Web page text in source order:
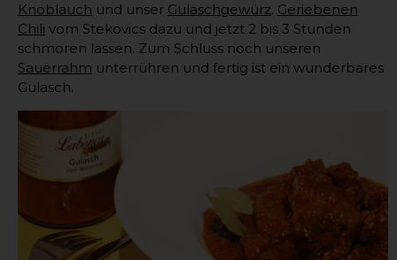
Knoblauch und unser Gulaschgewürz. Geriebenen
Chili vom Stekovics dazu und jetzt 2 bis 3 Stunden
schmoren lassen. Zum Schluss noch unseren
Sauerrahm unterrühren und fertig ist ein wunderbares
Gulasch.